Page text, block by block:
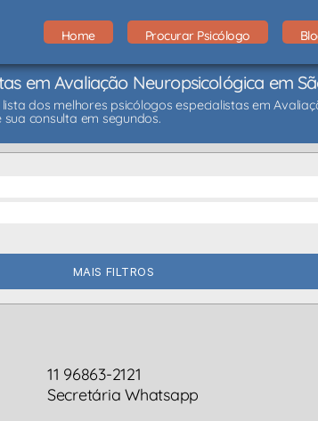
Home Procurar Psicólogo
em Avaliação Neuropsicológica em
dos melhores psicólogos especialistas em
consulta em segundos.
MAIS FILTROS
11 96863-2121
Secretária Whatsapp